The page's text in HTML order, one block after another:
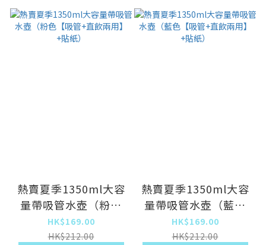
熱賣夏季1350ml大容
量帶吸管水壺（粉色
【吸管+直飲兩用】
+貼紙）
HK$169.00
HK$212.00
熱賣夏季1350ml大容
量帶吸管水壺（藍色
【吸管+直飲兩用】
+貼紙）
HK$169.00
HK$212.00